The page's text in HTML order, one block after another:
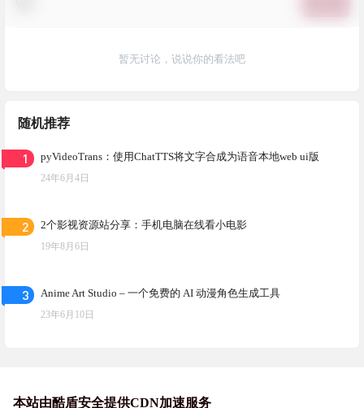
暂无讨论，说说你的看法吧
随机推荐
1 pyVideoTrans：使用ChatTTS将文字合成为语音本地web ui版
24年6月4日
2 2个影视资源站分享：手机电脑在线看小电影
19年8月6日
3 Anime Art Studio – 一个免费的 AI 动漫角色生成工具
23年6月10日
本站由酷盾安全提供CDN加速服务